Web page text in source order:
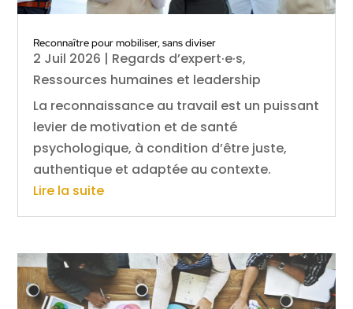
Reconnaître pour mobiliser, sans diviser
2 Juil 2026 | Regards d’expert·e·s,
Ressources humaines et leadership
La reconnaissance au travail est un puissant
levier de motivation et de santé
psychologique, à condition d’être juste,
authentique et adaptée au contexte.
Lire la suite